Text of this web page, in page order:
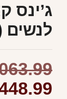
ג’ינס
לנשים